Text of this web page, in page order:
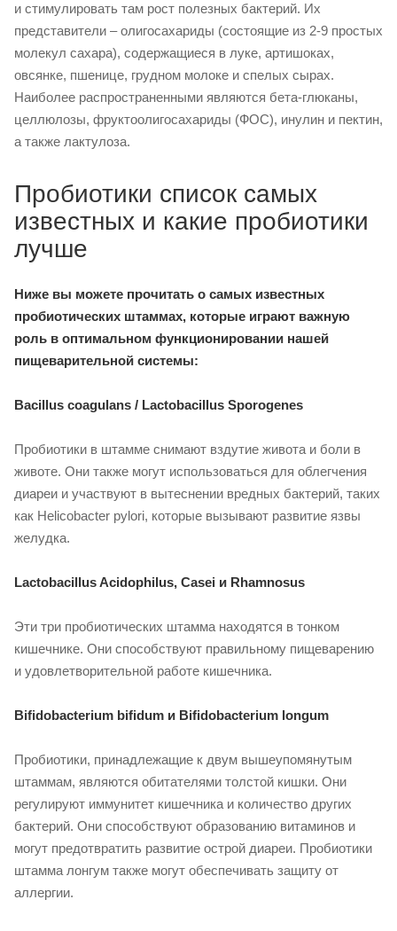
и стимулировать там рост полезных бактерий. Их
представители – олигосахариды (состоящие из 2-9 простых
молекул сахара), содержащиеся в луке, артишоках,
овсянке, пшенице, грудном молоке и спелых сырах.
Наиболее распространенными являются бета-глюканы,
целлюлозы, фруктоолигосахариды (ФОС), инулин и пектин,
а также лактулоза.
Пробиотики список самых
известных и какие пробиотики
лучше
Ниже вы можете прочитать о самых известных
пробиотических штаммах, которые играют важную
роль в оптимальном функционировании нашей
пищеварительной системы:
Bacillus coagulans / Lactobacillus Sporogenes
Пробиотики в штамме снимают вздутие живота и боли в
животе. Они также могут использоваться для облегчения
диареи и участвуют в вытеснении вредных бактерий, таких
как Helicobacter pylori, которые вызывают развитие язвы
желудка.
Lactobacillus Acidophilus, Casei и Rhamnosus
Эти три пробиотических штамма находятся в тонком
кишечнике. Они способствуют правильному пищеварению
и удовлетворительной работе кишечника.
Bifidobacterium bifidum и Bifidobacterium longum
Пробиотики, принадлежащие к двум вышеупомянутым
штаммам, являются обитателями толстой кишки. Они
регулируют иммунитет кишечника и количество других
бактерий. Они способствуют образованию витаминов и
могут предотвратить развитие острой диареи. Пробиотики
штамма лонгум также могут обеспечивать защиту от
аллергии.